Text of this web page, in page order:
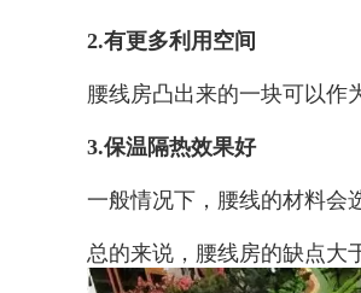
2.有更多利用空间
腰线房凸出来的一块可以作
3.保温隔热效果好
一般情况下，腰线的材料会
总的来说，腰线房的缺点大